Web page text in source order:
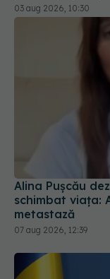
03 aug 2026, 10:30
Alina Pușcău
schimbat viața:
metastază
07 aug 2026, 12:39